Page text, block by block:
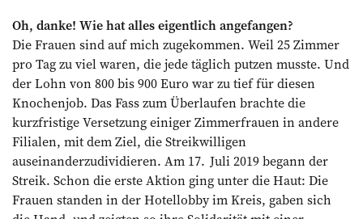
Oh, danke! Wie hat alles eigentlich angefangen?
Die Frauen sind auf mich zugekommen. Weil 25 Zimmer
pro Tag zu viel waren, die jede täglich putzen musste. Und
der Lohn von 800 bis 900 Euro war zu tief für diesen
Knochenjob. Das Fass zum Überlaufen brachte die
kurzfristige Versetzung einiger Zimmerfrauen in andere
Filialen, mit dem Ziel, die Streikwilligen
auseinanderzudividieren. Am 17. Juli 2019 begann der
Streik. Schon die erste Aktion ging unter die Haut: Die
Frauen standen in der Hotellobby im Kreis, gaben sich